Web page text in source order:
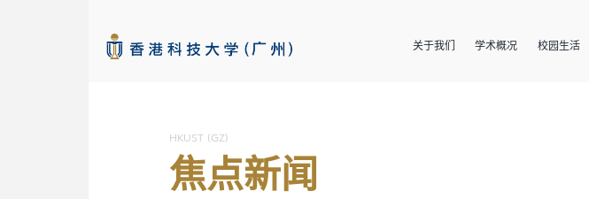
关于我们 学术概况 校园生活
HKUST (GZ)
焦点新闻